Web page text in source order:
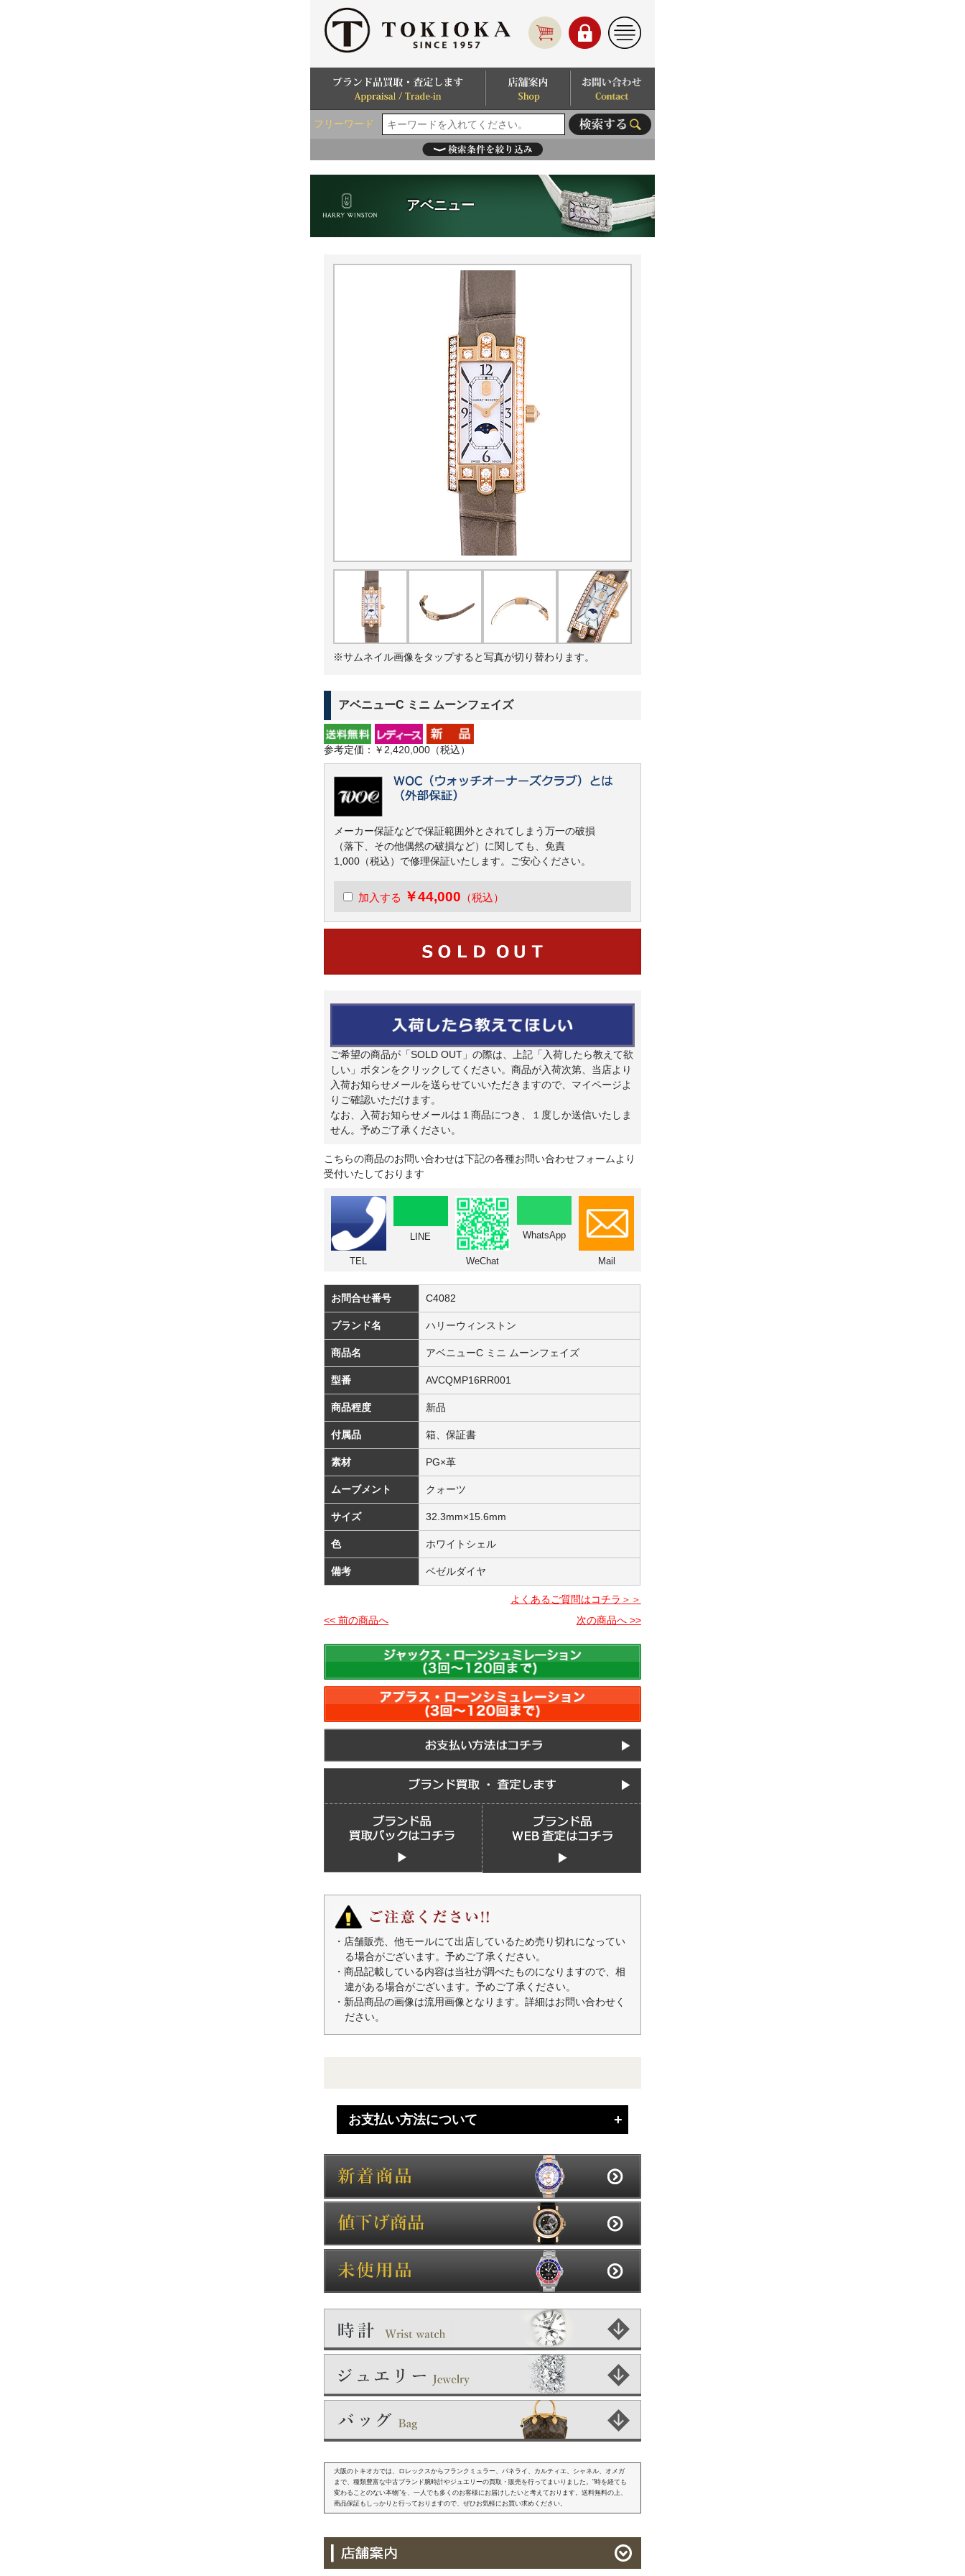
フリーワード
アベニュー
※サムネイル画像をタップすると写真が切り替わります。
アベニューC ミニ ムーンフェイズ
参考定価：￥2,420,000（税込）
メーカー保証などで保証範囲外とされてしまう万一の破損
（落下、その他偶然の破損など）に関しても、免責
1,000（税込）で修理保証いたします。ご安心ください。
加入する ￥44,000 （税込）
ご希望の商品が「SOLD OUT」の際は、上記「入荷したら教えて欲
しい」ボタンをクリックしてください。商品が入荷次第、当店より
入荷お知らせメールを送らせていいただきますので、マイページよ
りご確認いただけます。
なお、入荷お知らせメールは１商品につき、１度しか送信いたしま
せん。予めご了承ください。
こちらの商品のお問い合わせは下記の各種お問い合わせフォームより
受付いたしております
TEL
LINE
WeChat
WhatsApp
Mail
お問合せ番号 C4082
ブランド名 ハリーウィンストン
商品名 アベニューC ミニ ムーンフェイズ
型番 AVCQMP16RR001
商品程度 新品
付属品 箱、保証書
素材 PG×革
ムーブメント クォーツ
サイズ 32.3mm×15.6mm
色 ホワイトシェル
備考 ベゼルダイヤ
よくあるご質問はコチラ＞＞
<< 前の商品へ
次の商品へ >>
・店舗販売、他モールにて出店しているため売り切れになってい
る場合がございます。予めご了承ください。
・商品記載している内容は当社が調べたものになりますので、相
違がある場合がございます。予めご了承ください。
・新品商品の画像は流用画像となります。詳細はお問い合わせく
ださい。
お支払い方法について
大阪のトキオカでは、ロレックスからフランクミュラー、パネライ、カルティエ、シャネル、オメガ
まで、種類豊富な中古ブランド腕時計やジュエリーの買取・販売を行ってまいりました。"時を経ても
変わることのない本物"を、一人でも多くのお客様にお届けしたいと考えております。送料無料の上、
商品保証もしっかりと行っておりますので、ぜひお気軽にお買い求めください。